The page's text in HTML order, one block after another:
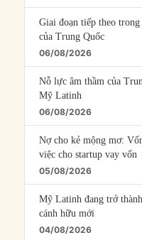
Giai đoạn tiếp theo
của Trung Quốc
06/08/2026
Nỗ lực âm thầm của
Mỹ Latinh
06/08/2026
Nợ cho kẻ mộng mơ:
việc cho startup vay vốn
05/08/2026
Mỹ Latinh đang trở
cánh hữu mới
04/08/2026